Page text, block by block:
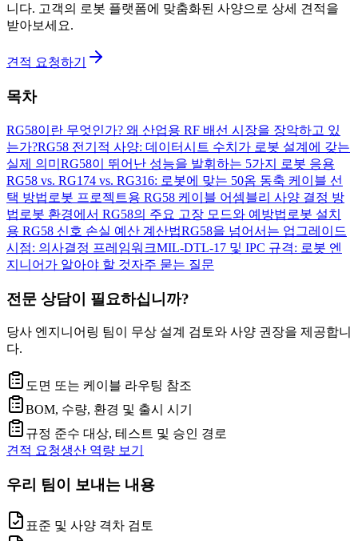
니다. 고객의 로봇 플랫폼에 맞춤화된 사양으로 상세 견적을
받아보세요.
견적 요청하기
목차
RG58이란 무엇인가? 왜 산업용 RF 배선 시장을 장악하고 있
는가?RG58 전기적 사양: 데이터시트 수치가 로봇 설계에 갖는
실제 의미 RG58이 뛰어난 성능을 발휘하는 5가지 로봇 응용
RG58 vs. RG174 vs. RG316: 로봇에 맞는 50옴 동축 케이블 선
택 방법 로봇 프로젝트용 RG58 케이블 어셈블리 사양 결정 방
법 로봇 환경에서 RG58의 주요 고장 모드와 예방법 로봇 설치
용 RG58 신호 손실 예산 계산법RG58을 넘어서는 업그레이드
시점: 의사결정 프레임워크MIL-DTL-17 및 IPC 규격: 로봇 엔
지니어가 알아야 할 것자주 묻는 질문
전문 상담이 필요하십니까?
당사 엔지니어링 팀이 무상 설계 검토와 사양 권장을 제공합니
다.
도면 또는 케이블 라우팅 참조
BOM, 수량, 환경 및 출시 시기
규정 준수 대상, 테스트 및 승인 경로
견적 요청생산 역량 보기
우리 팀이 보내는 내용
표준 및 사양 격차 검토